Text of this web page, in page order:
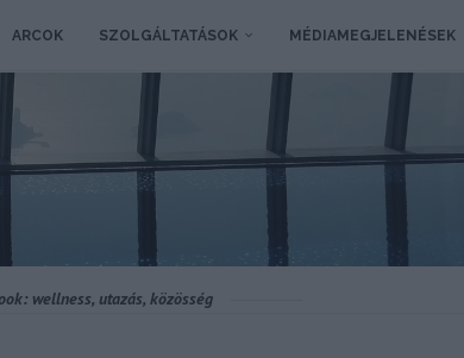
ARCOK SZOLGÁLTATÁSOK MÉDIAMEGJELENÉSEK
wellness, utazás, közösség